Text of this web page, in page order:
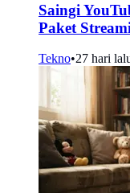
Saingi
Paket
Tekno•27 hari